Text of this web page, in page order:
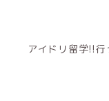
アイドリ留学!!